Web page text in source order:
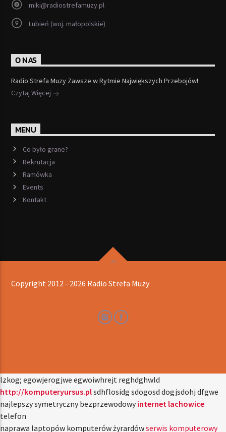
miki@radiostrefamuzy.pl
Lubień (woj. małopolskie)
O NAS
Radio Strefa Muzy Zawsze w Rytmie Największych Przebojów!
Czytaj Więcej
MENU
Co było grane?
Rekrutacja
Ramówka
Events
Kontakt
Copyright 2012 - 2026 Radio Strefa Muzy
lzkog; egowjerogjwe egwoiwhrejt reghdghwld
http://komputeryursus.plsdhflosidg sdogosd dogjsdohj dfgwe
najlepszy symetryczny bezprzewodowyinternet lachowice
telefon
naprawa laptopów komputerów żyrardówserwis komputerowy